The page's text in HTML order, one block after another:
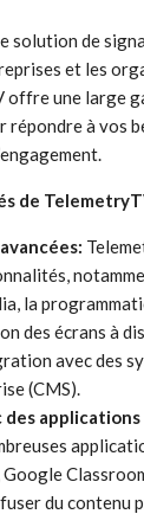
solution de
et les
une large
à vos
de
la
des écrans à
avec des
(CMS).
du contenu